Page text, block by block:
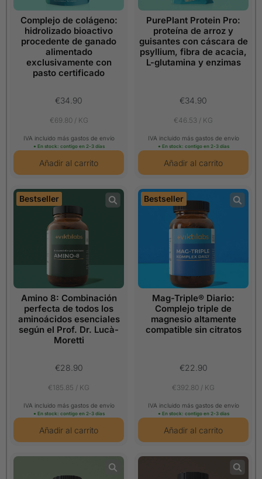
Complejo de colágeno:
hidrolizado bioactivo
procedente de ganado
alimentado
exclusivamente con
pasto certificado
€34.90
€69.80 / KG
IVA incluido más gastos de envío
● En stock: contigo en 2-3 días
PurePlant Protein Pro:
proteína de arroz y
guisantes con cáscara de
psyllium, fibra de acacia,
L-glutamina y enzimas
€34.90
€46.53 / KG
IVA incluido más gastos de envío
● En stock: contigo en 2-3 días
Amino 8: Combinación
perfecta de todos los
aminoácidos esenciales
según el Prof. Dr. Lucà-
Moretti
Bestseller
€28.90
€185.85 / KG
IVA incluido más gastos de envío
● En stock: contigo en 2-3 días
Mag-Triple® Diario:
Complejo triple de
magnesio altamente
compatible sin citratos
Bestseller
€22.90
€392.80 / KG
IVA incluido más gastos de envío
● En stock: contigo en 2-3 días